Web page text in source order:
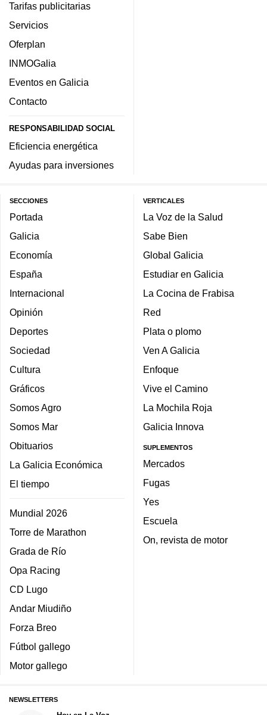
Tarifas publicitarias
Servicios
Oferplan
INMOGalia
Eventos en Galicia
Contacto
RESPONSABILIDAD SOCIAL
Eficiencia energética
Ayudas para inversiones
SECCIONES
Portada
Galicia
Economía
España
Internacional
Opinión
Deportes
Sociedad
Cultura
Gráficos
Somos Agro
Somos Mar
Obituarios
La Galicia Económica
El tiempo
Mundial 2026
Torre de Marathon
Grada de Río
Opa Racing
CD Lugo
Andar Miudiño
Forza Breo
Fútbol gallego
Motor gallego
VERTICALES
La Voz de la Salud
Sabe Bien
Global Galicia
Estudiar en Galicia
La Cocina de Frabisa
Red
Plata o plomo
Ven A Galicia
Enfoque
Vive el Camino
La Mochila Roja
Galicia Innova
SUPLEMENTOS
Mercados
Fugas
Yes
Escuela
On, revista de motor
NEWSLETTERS